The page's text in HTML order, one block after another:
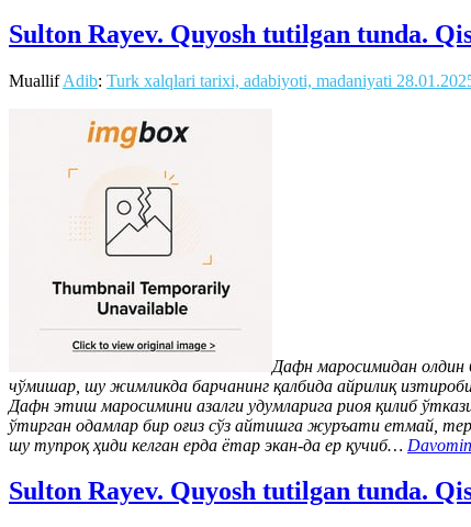
Sulton Rayev. Quyosh tutilgan tunda.
MuallifAdib: Turk xalqlari tarixi, adabiyoti, madaniyati
Дафн маросимидан олдин
чўмишар, шу жимликда барчанинг қалбида айрилиқ
Дафн этиш маросимини азалги удумларига риоя қилиб
ўтирган одамлар бир оғиз сўз айтишга журъати етмай,
шу тупроқ ҳиди келган ерда ётар экан-да ер қучиб…
Sulton Rayev. Quyosh tutilgan tunda.